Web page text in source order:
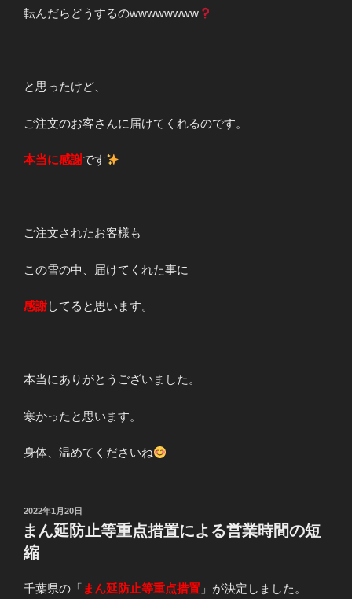
転んだらどうするのwwwwwwww
と思ったけど、
ご注文のお客さんに届けてくれるのです。
本当に感謝です
ご注文されたお客様も
この雪の中、届けてくれた事に
感謝してると思います。
本当にありがとうございました。
寒かったと思います。
身体、温めてくださいね
投
稿
日:
2022年1月20日
まん延防止等重点措置による営業時間の短
縮
千葉県の「 まん延防止等重点措置 」が決定しました。